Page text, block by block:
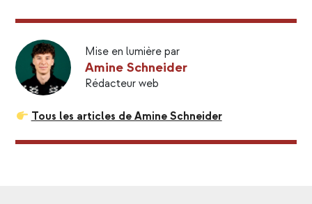
Mise en lumière par
Amine Schneider
Rédacteur web
Tous les articles de Amine Schneider